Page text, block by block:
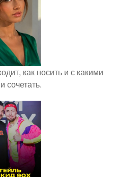
как носить и с какими
сочетать.